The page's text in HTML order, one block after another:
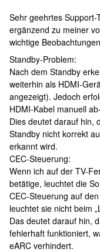
Sehr geehrtes Support-
ergänzend zu meiner
wichtige
Standby-Problem:
Nach dem Standby
weiterhin als HDMI-
angezeigt). Jedoch
HDMI-Kabel manuell
Dies deutet darauf hin,
Standby nicht korrekt
erkannt wird.
CEC-Steuerung:
Wenn ich auf der TV-
betätige, leuchtet die
CEC-Steuerung auf
leuchtet sie nicht beim
Das deutet darauf hin,
fehlerhaft funktioniert,
eARC verhindert.